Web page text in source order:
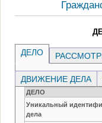
ДЕЛО
ДВИЖЕНИЕ ДЕЛА
ДЕЛО
Уникальный
дела